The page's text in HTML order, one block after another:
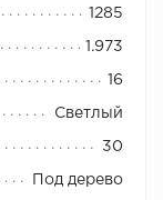
1285
1.973
16
Светлый
30
Под дерево